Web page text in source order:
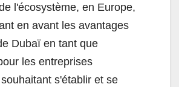
l'écosystème, en Europe,
en avant les avantages
Dubaï en tant que
les entreprises
s'établir et se